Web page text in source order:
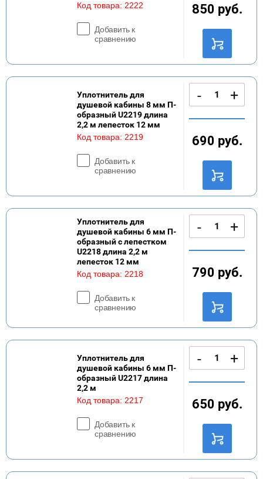
Код товара: 2222
Добавить к
сравнению
850 руб.
Код товара: 2219
Добавить к
сравнению
Уплотнитель для
душевой кабины 8 мм П-
образный U2219 длина
2,2 м лепесток 12 мм
- +
690 руб.
Код товара: 2218
Добавить к
сравнению
Уплотнитель для
душевой кабины 6 мм П-
образный с лепестком
U2218 длина 2,2 м
лепесток 12 мм
- +
790 руб.
Код товара: 2217
Добавить к
сравнению
Уплотнитель для
душевой кабины 6 мм П-
образный U2217 длина
2,2 м
- +
650 руб.